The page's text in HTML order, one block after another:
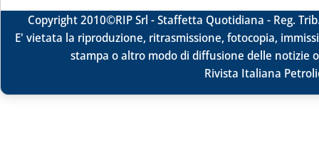
Copyright 2010©RIP Srl -Staffetta Quotidiana - Reg.
E' vietata la riproduzione, ritrasmissione, fotocopia,
stampa o altro modo di diffusione delle notizie
Rivista Italiana